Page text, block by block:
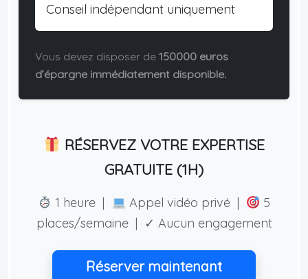
Conseil indépendant uniquement
Vous devez disposer de 150000 euros
d’épargne immédiatement disponible.
RÉSERVEZ VOTRE EXPERTISE
GRATUITE (1H)
1 heure | Appel vidéo privé |
5
places/semaine | ✓ Aucun engagement
Réserver maintenant